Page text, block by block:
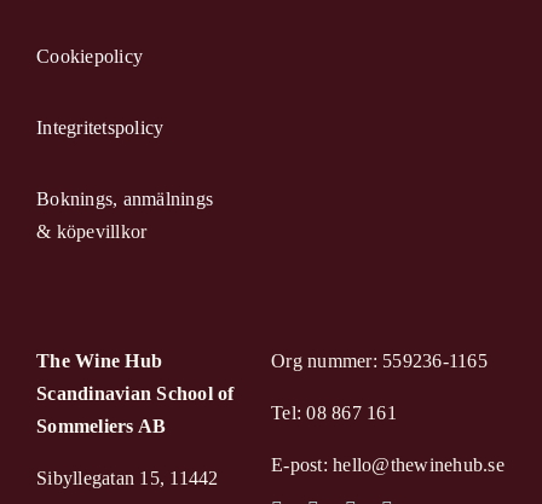
Cookiepolicy
Integritetspolicy
Boknings, anmälnings
& köpevillkor
The Wine Hub
Scandinavian School of
Sommeliers AB
Sibyllegatan 15, 11442
Org nummer: 559236-1165
Tel: 08 867 161
E-post: hello@thewinehub.se